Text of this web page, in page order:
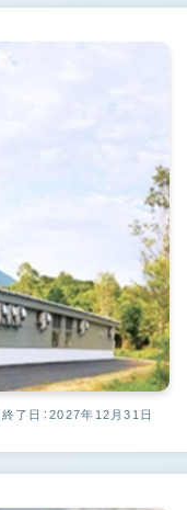
終了日：2027年12月31日